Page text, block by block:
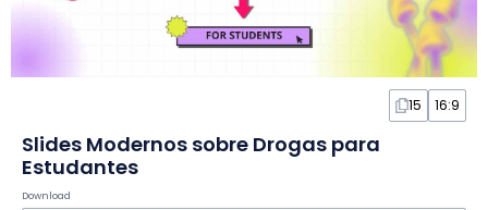
15 16:9
Slides Modernos sobre Drogas para
Estudantes
Download